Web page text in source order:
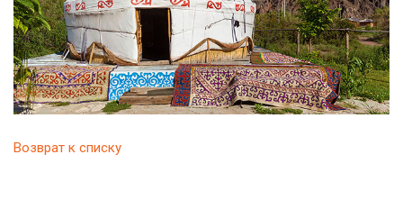
Возврат к списку